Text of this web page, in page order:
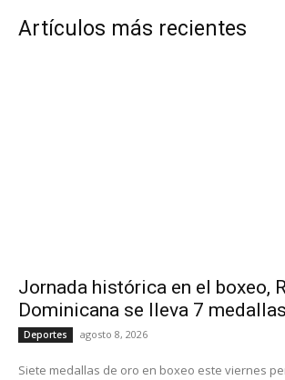
Artículos más recientes
Jornada histórica en el boxeo,
Dominicana se lleva 7
Deportes agosto 8, 2026
Siete medallas de oro en boxeo este viernes